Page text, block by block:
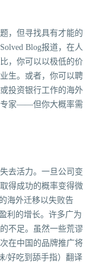
，但寻找具有才能的
Blog报道，在人
，你可以以极低的价
生。或者，你可以聘
投资银行工作的海外
专家——但你大概率需
去活力。一旦公司变
得成功的概率变得微
海外迁移以失败告
利的增长。许多广为
不足。虽然一些荒谬
在中国的品牌推广将
/好吃到舔手指）翻译